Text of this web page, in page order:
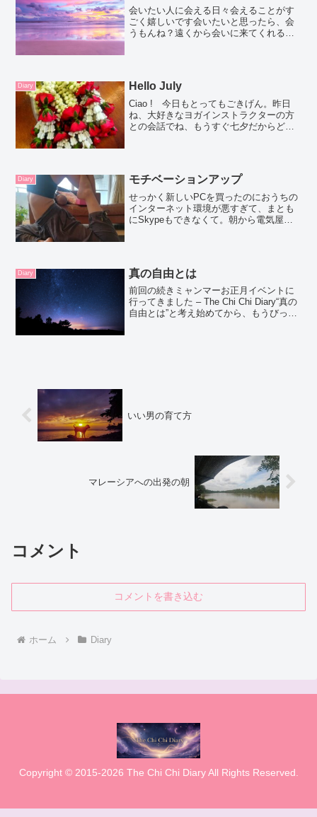
会いたい人に会える日々会えることがす
ごく嬉しいです会いたいと思ったら、会
うもんね？遠くから会いに来てくれる
Diary Hello July
Ciao ! 今日もとってもごきげん。昨日
ね、大好きなヨガインストラクターの方
との会話でね、もうすぐ七夕だからどん
Diary モチベーションアップ
せっかく新しいPCを買ったのにおうちの
インターネット環境が悪すぎて、まとも
にSkypeもできなくて。朝から電気屋さ
Diary 真の自由とは
前回の続きミャンマーお正月イベントに
行ってきました – The Chi Chi Diary“真の
自由とは”と考え始めてから、もうびっく
いい男の育て方
マレーシアへの出発の朝
コメント
コメントを書き込む
ホーム Diary
Copyright © 2015-2026 The Chi Chi Diary All Rights Reserved.